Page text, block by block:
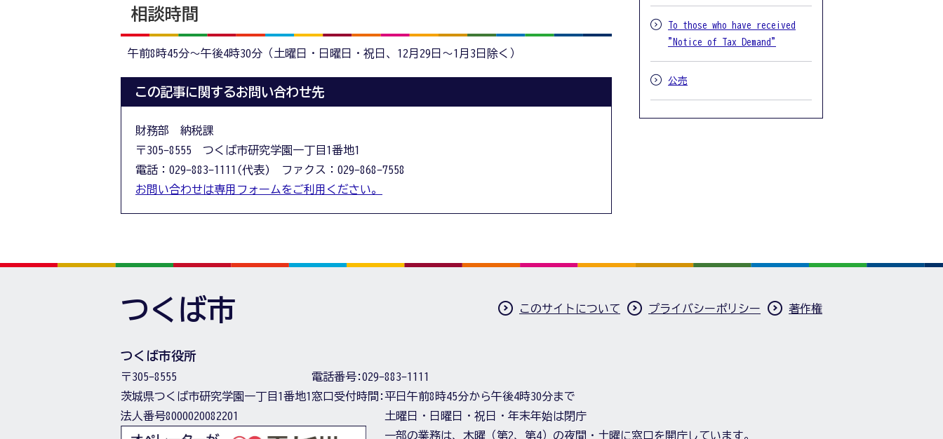
相談時間
午前8時45分～午後4時30分（土曜日・日曜日・祝日、12月29日～1月3日除く）
この記事に関するお問い合わせ先
財務部 納税課
〒305-8555 つくば市研究学園一丁目1番地1
電話：029-883-1111(代表) ファクス：029-868-7558
お問い合わせは専用フォームをご利用ください。
To those who have received
"Notice of Tax Demand"
公売
つくば市 このサイトについて プライバシーポリシー 著作権
つくば市役所
〒305-8555
茨城県つくば市研究学園一丁目1番地1
法人番号8000020082201
電話番号:029-883-1111
窓口受付時間:平日午前8時45分から午後4時30分まで
土曜日・日曜日・祝日・年末年始は閉庁
一部の業務は、木曜（第2、第4）の夜間・土曜に窓口を開庁しています。